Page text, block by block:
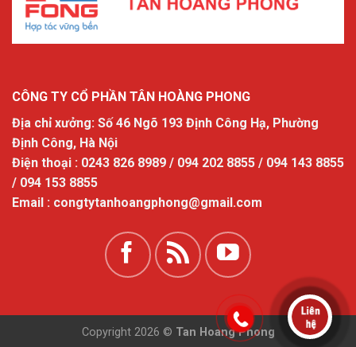
CÔNG TY CỔ PHẦN TÂN HOÀNG PHONG
Địa chỉ xưởng: Số 46 Ngõ 193 Định Công Hạ, Phường
Định Công, Hà Nội
Điện thoại : 0243 826 8989 / 094 202 8855 / 094 143 8855
/ 094 153 8855
Email : congtytanhoangphong@gmail.com
Copyright 2026 © Tan Hoang Phong